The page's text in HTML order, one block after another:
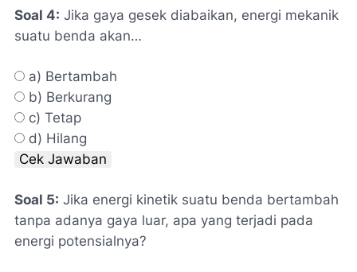
Soal 4: Jika gaya gesek diabaikan, energi mekanik
suatu benda akan…
a) Bertambah
b) Berkurang
c) Tetap
d) Hilang
Cek Jawaban
Soal 5: Jika energi kinetik suatu benda bertambah
tanpa adanya gaya luar, apa yang terjadi pada
energi potensialnya?